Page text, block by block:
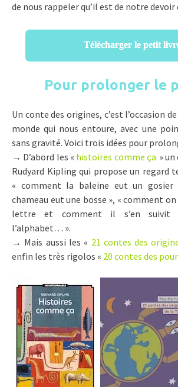
de nous rappeler qu’il est de notre
Télécharger le petit
Pour prolonger le
Un conte des origines, c’est l’occasion
monde qui nous entoure, avec une
sans gravité. Voici trois idées pour
→ D’abord les « histoires comme ça »
Rudyard Kipling qui propose un regard
« comment la baleine eut un
chameau eut une bosse », « comment
lettre et comment il s’en suivit
l’alphabet… ».
→ Mais aussi les « 21 contes des
enfin les très rigolos « 20 contes des